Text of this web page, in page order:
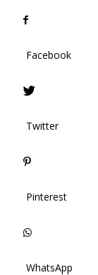
Facebook
Twitter
Pinterest
WhatsApp